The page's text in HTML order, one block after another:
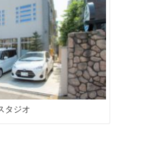
タジオ